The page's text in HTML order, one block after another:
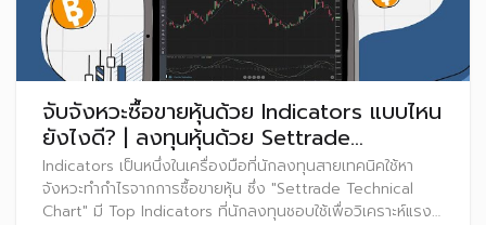
จับจังหวะซื้อขายหุ้นด้วย Indicators แบบไหน
ยังไงดี? | ลงทุนหุ้นด้วย Settrade
Streaming EP.15
Indicators เป็นหนึ่งในเครื่องมือที่นักลงทุนสายเทคนิคใช้หา
จังหวะทำกำไรจากการซื้อขายหุ้น ซึ่ง "Settrade Technical
Chart" มี Top Indicators ที่นักลงทุนชอบใช้เพื่อวิเคราะห์แรง